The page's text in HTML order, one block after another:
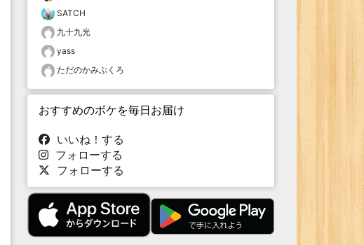
SATCH
九十九光
yass
ただのかみぶくろ
おすすめのボケを毎日お届け
いいね！する
フォローする
フォローする